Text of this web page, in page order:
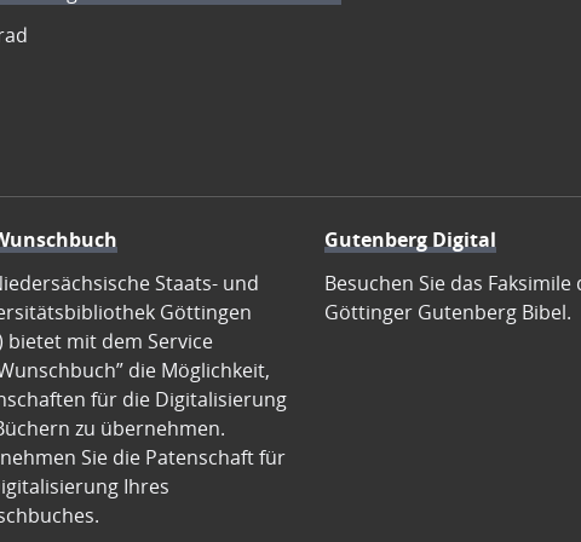
Staats- und
Göttingen
bietet mit dem Service
die Möglichkeit,
für die Digitalisierung
zu übernehmen.
Sie die Patenschaft für
Ihres
Gutenberg Digital
Besuchen Sie das Faksimile
Göttinger Gutenberg Bibel.